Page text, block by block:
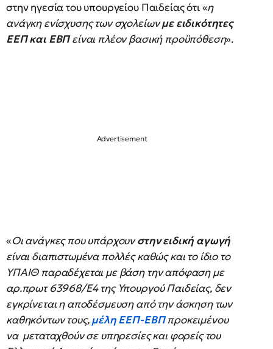
στην ηγεσία του υπουργείου Παιδείας ότι «η
ανάγκη ενίσχυσης των σχολείωνμε ειδικότητες
ΕΕΠ και ΕΒΠείναι πλέον βασική προϋπόθεση».
«Οι ανάγκες που υπάρχουνστην ειδική αγωγή
είναι διαπιστωμένα πολλές καθώς και το ίδιο το
ΥΠΑΙΘ παραδέχεται με βάση την απόφαση με
αρ.πρωτ 63968/Ε4 της Υπουργού Παιδείας, δεν
εγκρίνεται η αποδέσμευση από την άσκηση των
καθηκόντων τους,μέλη ΕΕΠ-ΕΒΠπροκειμένου
να μεταταχθούν σε υπηρεσίες και φορείς του